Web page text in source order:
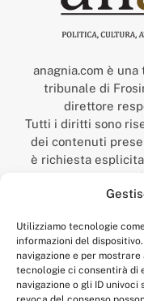
Utilizziamo tecnologie
informazioni del
navigazione e per
tecnologie ci consentirà di
navigazione o gli ID
anagnia.com è
tribunale di
direttore
Tutti i diritti sono
dei contenuti
è richiesta
“Anagnia” è un
num. registrazione:
Per